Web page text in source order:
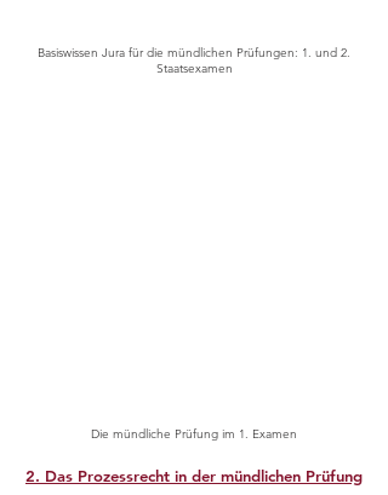
Basiswissen Jura für die mündlichen Prüfungen: 1. und 2.
Staatsexamen
Die mündliche Prüfung im 1. Examen
2. Das Prozessrecht in der mündlichen Prüfung